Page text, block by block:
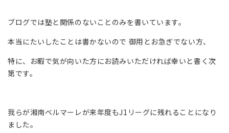
ブログでは塾と関係のないことのみを書いています。
本当にたいしたことは書かないので 御用とお急ぎでない方、
特に、お暇で気が向いた方にお読みいただければ幸いと書く次
第です。
我らが湘南ベルマーレが来年度もJ1リーグに残れることになり
ました。